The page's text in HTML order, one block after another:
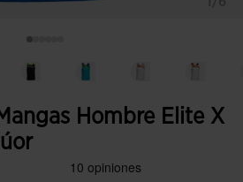
Hombre Elite X